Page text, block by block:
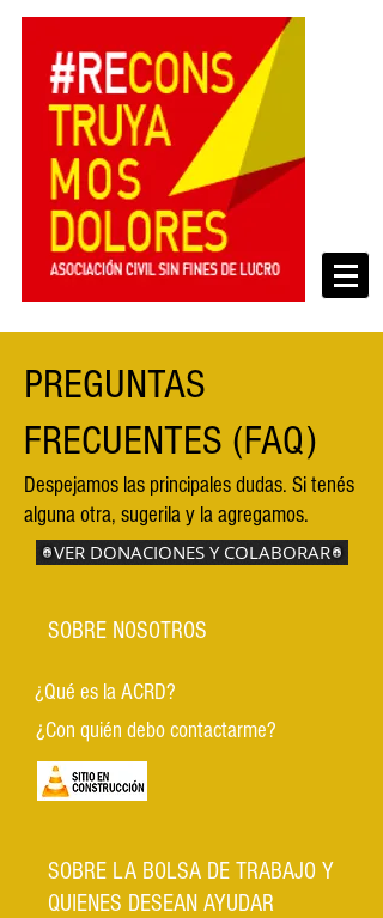
PREGUNTAS
FRECUENTES (FAQ)
Despejamos las principales dudas. Si tenés
alguna otra, sugerila y la agregamos.
VER DONACIONES Y COLABORAR
SOBRE NOSOTROS
¿Qué es la ACRD?
¿Con quién debo contactarme?
SOBRE LA BOLSA DE TRABAJO Y
QUIENES DESEAN AYUDAR